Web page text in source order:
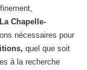
Chapelle-
nécessaires pour
quel que soit
à la recherche